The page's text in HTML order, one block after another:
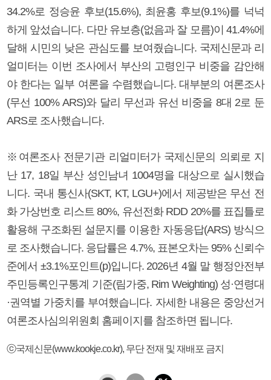
34.2%로 정승윤 후보(15.6%), 최윤홍 후보(9.1%)를 넉넉
하게 앞섰습니다. 다만 유보층(없음과 잘 모름)이 41.4%에
달해 시민의 낮은 관심도를 보여줬습니다. 국제신문과 리
얼미터는 이번 조사에서 부산의 고령인구 비중을 감안해
야 한다는 일부 여론을 수렴했습니다. 대부분의 여론조사
(무선 100% ARS)와 달리 무선과 유선 비중을 8대 2로 둔
ARS로 조사했습니다.
※여론조사 전문기관 리얼미터가 국제신문의 의뢰로 지
난 17, 18일 부산 성인남녀 1004명을 대상으로 실시했습
니다. 국내 통신사(SKT, KT, LGU+)에서 제공받은 무선 전
화 가상번호 리스트 80%, 유선전화 RDD 20%를 표집틀로
활용해 구조화된 설문지를 이용한 자동응답(ARS) 방식으
로 조사했습니다. 응답률은 4.7%, 표본오차는 95% 신뢰수
준에서 ±3.1%포인트(p)입니다. 2026년 4월 말 행정안전부
주민등록인구통계 기준(림가중, Rim Weighting) 성·연령대
·권역별 가중치를 부여했습니다. 자세한 내용은 중앙선거
여론조사심의위원회 홈페이지를 참조하면 됩니다.
ⓒ국제신문(www.kookje.co.kr), 무단 전재 및 재배포 금지